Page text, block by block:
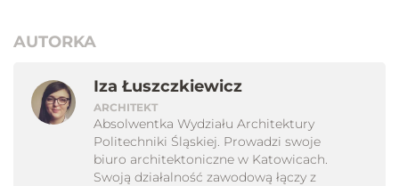
AUTORKA
Iza Łuszczkiewicz
ARCHITEKT
Absolwentka Wydziału Architektury
Politechniki Śląskiej. Prowadzi swoje
biuro architektoniczne w Katowicach.
Swoją działalność zawodową łączy z